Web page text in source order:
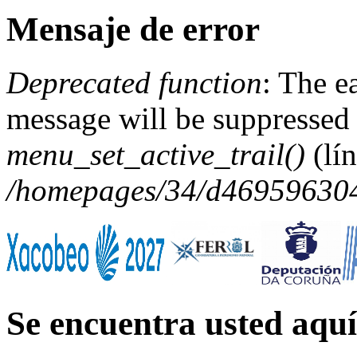
Mensaje de error
Deprecated function: The
message will be
menu_set_active_trail()
/homepages/34/
Se encuentra usted aquí